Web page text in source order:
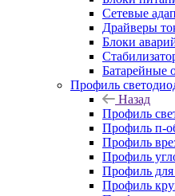
Сетевые
Драйверы
Блоки
Батарейные
Профиль
Назад
Профиль
Профиль п-
Профиль
Профиль
Профиль для
Профиль